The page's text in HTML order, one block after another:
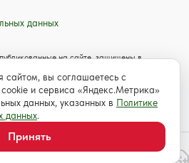
данных
на сайте, защищены в
законодательством об авторском
текстовых, фото, аудио и
согласия правообладателя с обязательной
Для детей старше 16 лет.
сайтом, вы соглашаетесь с
и сервиса «Яндекс.Метрика»
данных, указанных в Политике
данных.
Принять